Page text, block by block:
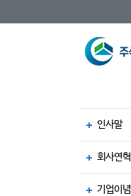
인사말
회사연혁
기업이념